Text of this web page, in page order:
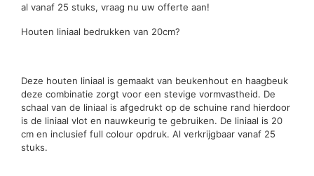
al vanaf 25 stuks, vraag nu uw offerte aan!
Houten liniaal bedrukken van 20cm?
Deze houten liniaal is gemaakt van beukenhout en haagbeuk
deze combinatie zorgt voor een stevige vormvastheid. De
schaal van de liniaal is afgedrukt op de schuine rand hierdoor
is de liniaal vlot en nauwkeurig te gebruiken. De liniaal is 20
cm en inclusief full colour opdruk. Al verkrijgbaar vanaf 25
stuks.